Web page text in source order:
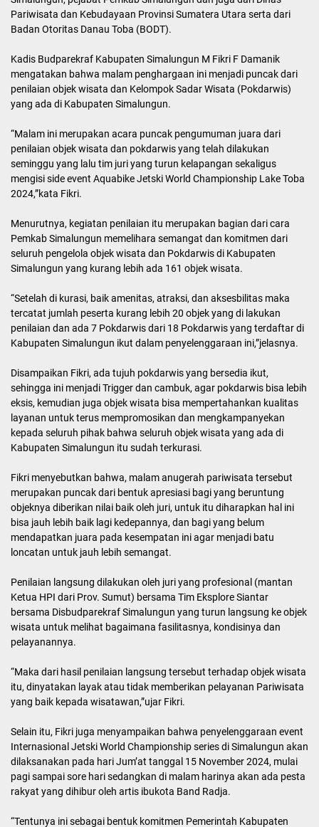
artis dari band band lokal sehingga menambah suasana yang
meriah dan penuh semangat, dan dihadiri oleh Anggota DPRD
Simalungun, pejabat Pemkab Simalungun dan juga dari Dinas
Pariwisata dan Kebudayaan Provinsi Sumatera Utara serta dari
Kadis Budparekraf Kabupaten Simalungun M Fikri F Damanik
mengatakan bahwa malam penghargaan ini menjadi puncak dari
penilaian objek wisata dan Kelompok Sadar Wisata (Pokdarwis)
yang ada di Kabupaten Simalungun.
penilaian objek wisata dan pokdarwis yang telah dilakukan
seminggu yang lalu tim juri yang turun kelapangan sekaligus
mengisi side event Aquabike Jetski World Championship Lake Toba
2024,”kata Fikri.
Menurutnya, kegiatan penilaian itu merupakan bagian dari cara
seluruh pengelola objek wisata dan Pokdarwis di Kabupaten
Simalungun yang kurang lebih ada 161 objek wisata.
“Setelah di kurasi, baik amenitas, atraksi, dan aksesbilitas maka
tercatat jumlah peserta kurang lebih 20 objek yang di lakukan
Kabupaten Simalungun ikut dalam penyelenggaraan ini,”jelasnya.
Disampaikan Fikri, ada tujuh pokdarwis yang bersedia ikut,
eksis, kemudian juga objek wisata bisa mempertahankan kualitas
layanan untuk terus mempromosikan dan mengkampanyekan
kepada seluruh pihak bahwa seluruh objek wisata yang ada di
Kabupaten Simalungun itu sudah terkurasi.
merupakan puncak dari bentuk apresiasi bagi yang beruntung